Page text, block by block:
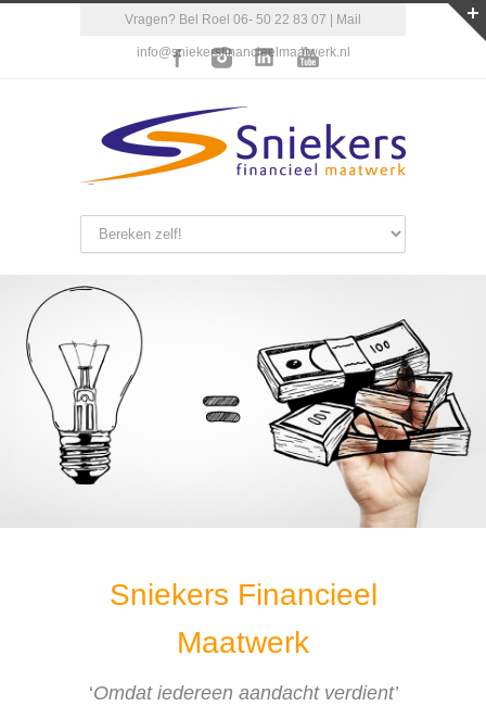
Vragen? Bel Roel 06- 50 22 83 07 | Mail
info@sniekersfinancieelmaatwerk.nl
Sniekers Financieel
Maatwerk
‘Omdat iedereen aandacht verdient’